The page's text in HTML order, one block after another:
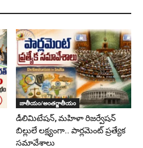
జాతీయం/అంతర్జాతీయం
డీలిమిటేషన్, మహిళా రిజర్వేషన్
బిల్లులే లక్ష్యంగా.. పార్లమెంట్ ప్రత్యేక
సమావేశాలు